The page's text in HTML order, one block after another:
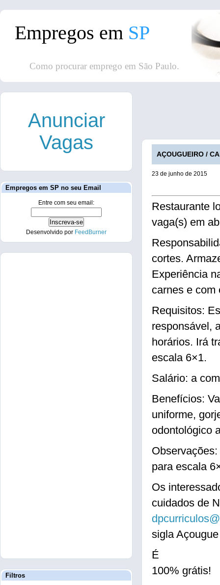
Empregos em SP
Como procurar emprego em São Paulo.
AÇOUGUEIRO /
23 de junho de 2015
Restaurante
vaga(s) em
cortes.
Experiência
carnes e com
Requisitos:
responsável,
horários. Irá
escala 6×1.
Salário: a
Benefícios:
uniforme,
odontológico
para escala
Os
cuidados de
sigla
É
100% grátis!
Anunciar
Vagas
Empregos em SP no seu Email
Entre com seu email:
Desenvolvido por FeedBurner
Filtros